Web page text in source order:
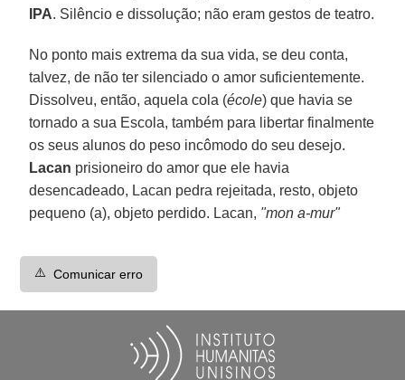
IPA. Silêncio e dissolução; não eram gestos de teatro.
No ponto mais extrema da sua vida, se deu conta,
talvez, de não ter silenciado o amor suficientemente.
Dissolveu, então, aquela cola (école) que havia se
tornado a sua Escola, também para libertar finalmente
os seus alunos do peso incômodo do seu desejo.
Lacan prisioneiro do amor que ele havia
desencadeado, Lacan pedra rejeitada, resto, objeto
pequeno (a), objeto perdido. Lacan, "mon a-mur"
⚠️ Comunicar erro